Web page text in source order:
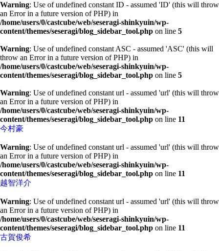
Warning: Use of undefined constant ID - assumed 'ID' (this will throw
an Error in a future version of PHP) in
/home/users/0/castcube/web/seseragi-shinkyuin/wp-
content/themes/seseragi/blog_sidebar_tool.php on line 5
Warning: Use of undefined constant ASC - assumed 'ASC' (this will
throw an Error in a future version of PHP) in
/home/users/0/castcube/web/seseragi-shinkyuin/wp-
content/themes/seseragi/blog_sidebar_tool.php on line 5
Warning: Use of undefined constant url - assumed 'url' (this will throw
an Error in a future version of PHP) in
/home/users/0/castcube/web/seseragi-shinkyuin/wp-
content/themes/seseragi/blog_sidebar_tool.php on line 11
今村豪
Warning: Use of undefined constant url - assumed 'url' (this will throw
an Error in a future version of PHP) in
/home/users/0/castcube/web/seseragi-shinkyuin/wp-
content/themes/seseragi/blog_sidebar_tool.php on line 11
越智洋介
Warning: Use of undefined constant url - assumed 'url' (this will throw
an Error in a future version of PHP) in
/home/users/0/castcube/web/seseragi-shinkyuin/wp-
content/themes/seseragi/blog_sidebar_tool.php on line 11
古賀俊希